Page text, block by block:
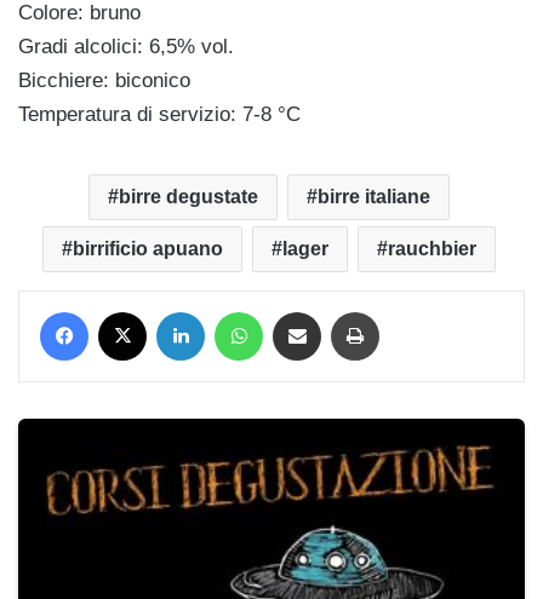
Colore: bruno
Gradi alcolici: 6,5% vol.
Bicchiere: biconico
Temperatura di servizio: 7-8 °C
birre degustate birre italiane
birrificio apuano lager rauchbier
Facebook LinkedIn WhatsApp Condividi via mail